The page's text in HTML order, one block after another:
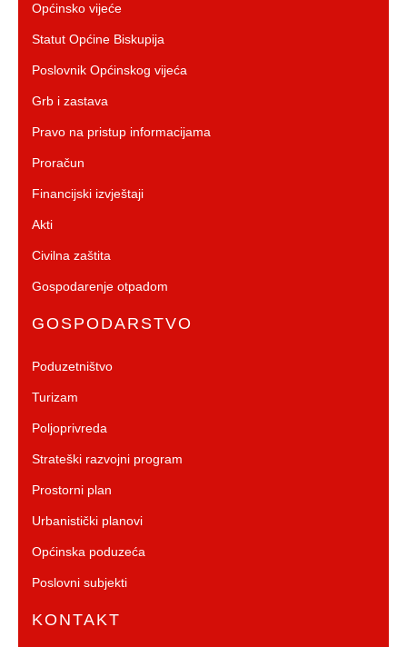
Općinsko vijeće
Statut Općine Biskupija
Poslovnik Općinskog vijeća
Grb i zastava
Pravo na pristup informacijama
Proračun
Financijski izvještaji
Akti
Civilna zaštita
Gospodarenje otpadom
GOSPODARSTVO
Poduzetništvo
Turizam
Poljoprivreda
Strateški razvojni program
Prostorni plan
Urbanistički planovi
Općinska poduzeća
Poslovni subjekti
KONTAKT